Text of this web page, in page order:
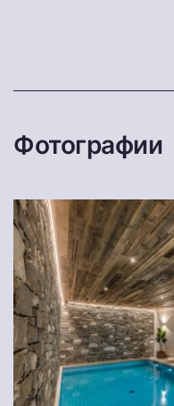
Фотографии